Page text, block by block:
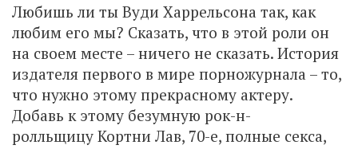
Любишь ли ты Вуди Харрельсона так, как
любим его мы? Сказать, что в этой роли он
на своем месте – ничего не сказать. История
издателя первого в мире порножурнала – то,
что нужно этому прекрасному актеру.
Добавь к этому безумную рок-н-
ролльщицу Кортни Лав, 70-е, полные секса,